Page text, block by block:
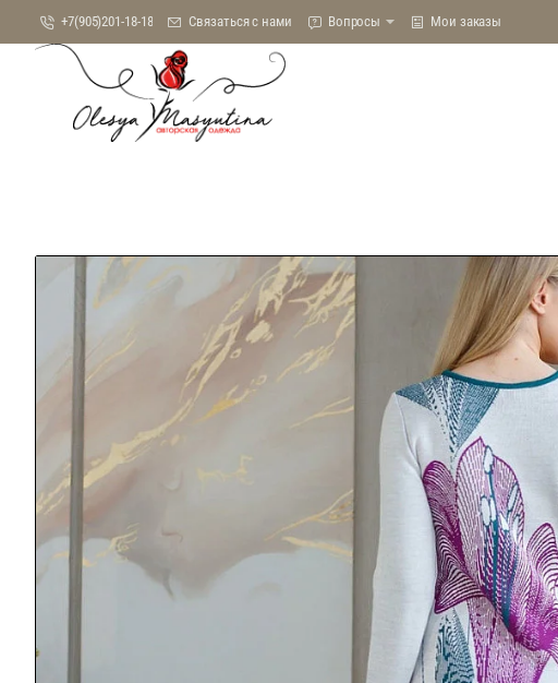
+7(905)201-18-18 Связаться с нами Вопросы Мои заказы